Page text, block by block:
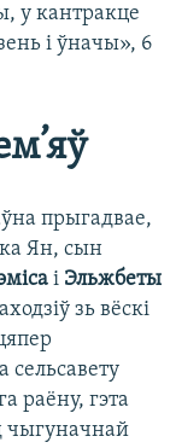
у кантракце
і ўначы», 6
прыгадвае,
Ян, сын
іЭльжбеты
зь вёскі
сельсавету
раёну, гэта
чыгуначнай